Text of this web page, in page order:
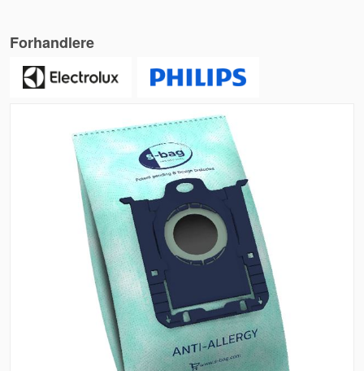
Forhandlere